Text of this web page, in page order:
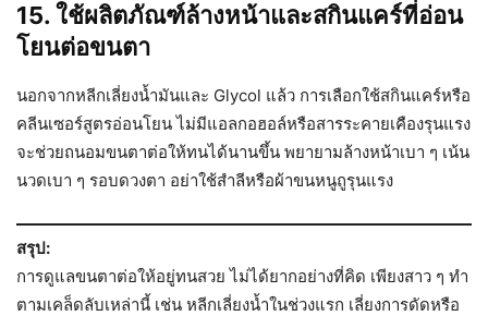
15. ใช้ผลิตภัณฑ์ล้างหน้าและสกินแคร์ที่อ่อน
โยนต่อขนตา
นอกจากหลีกเลี่ยงน้ำมันและ Glycol แล้ว การเลือกใช้สกินแคร์หรือ
คลีนเซอร์สูตรอ่อนโยน ไม่มีแอลกอฮอล์หรือสารระคายเคืองรุนแรง
จะช่วยถนอมขนตาต่อให้ทนได้นานขึ้น พยายามล้างหน้าเบา ๆ เน้น
นวดเบา ๆ รอบดวงตา อย่าใช้สำลีหรือผ้าขนหนูถูรุนแรง
สรุป:
การดูแลขนตาต่อให้อยู่ทนสวย ไม่ได้ยากอย่างที่คิด เพียงสาว ๆ ทำ
ตามเคล็ดลับเหล่านี้ เช่น หลีกเลี่ยงน้ำในช่วงแรก เลี่ยงการดัดหรือ